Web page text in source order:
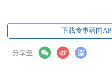
下载食事药闻
分享至